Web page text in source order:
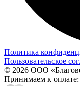
Политика
Пользовательское
© 2026 ООО
Принимаем к оплате: